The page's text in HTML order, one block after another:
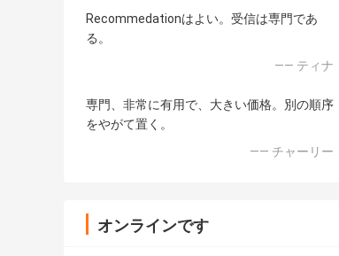
Recommedationはよい。受信は専門であ
る。
—— ティナ
専門、非常に有用で、大きい価格。別の順序
をやがて置く。
—— チャーリー
オンラインです